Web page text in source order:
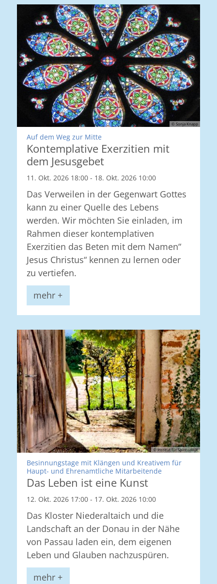
© Sonja Knapp
Auf dem Weg zur Mitte
Kontemplative Exerzitien mit
dem Jesusgebet
11. Okt. 2026 18:00 - 18. Okt. 2026 10:00
Das Verweilen in der Gegenwart Gottes
kann zu einer Quelle des Lebens
werden. Wir möchten Sie einladen, im
Rahmen dieser kontemplativen
Exerzitien das Beten mit dem Namen“
Jesus Christus“ kennen zu lernen oder
zu vertiefen.
mehr +
© Institut für Spiritualität
Besinnungstage mit Klängen und Kreativem für
Haupt- und Ehrenamtliche Mitarbeitende
Das Leben ist eine Kunst
12. Okt. 2026 17:00 - 17. Okt. 2026 10:00
Das Kloster Niederaltaich und die
Landschaft an der Donau in der Nähe
von Passau laden ein, dem eigenen
Leben und Glauben nachzuspüren.
mehr +